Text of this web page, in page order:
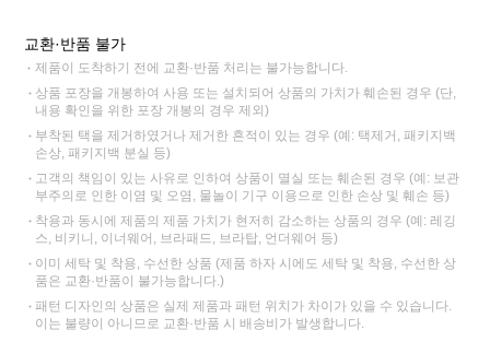
교환·반품 불가
제품이 도착하기 전에 교환·반품 처리는 불가능합니다.
상품 포장을 개봉하여 사용 또는 설치되어 상품의 가치가 훼손된 경우 (단,
내용 확인을 위한 포장 개봉의 경우 제외)
부착된 택을 제거하였거나 제거한 흔적이 있는 경우 (예: 택제거, 패키지백
손상, 패키지백 분실 등)
고객의 책임이 있는 사유로 인하여 상품이 멸실 또는 훼손된 경우 (예: 보관
부주의로 인한 이염 및 오염, 물놀이 기구 이용으로 인한 손상 및 훼손 등)
착용과 동시에 제품의 제품 가치가 현저히 감소하는 상품의 경우 (예: 레깅
스, 비키니, 이너웨어, 브라패드, 브라탑, 언더웨어 등)
이미 세탁 및 착용, 수선한 상품 (제품 하자 시에도 세탁 및 착용, 수선한 상
품은 교환·반품이 불가능합니다.)
패턴 디자인의 상품은 실제 제품과 패턴 위치가 차이가 있을 수 있습니다.
이는 불량이 아니므로 교환·반품 시 배송비가 발생합니다.